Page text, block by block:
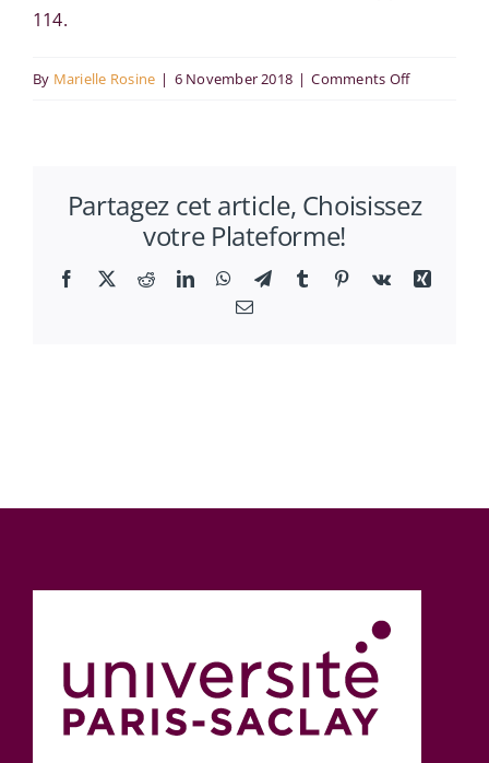
114.
By Marielle Rosine | 6 November 2018 | Comments Offon
Partagez cet article, Choisissez
votre Plateforme!
Facebook
X RedditLinkedInWhatsApp
TelegramTumblr Pinterest
Vk
Xing
Email